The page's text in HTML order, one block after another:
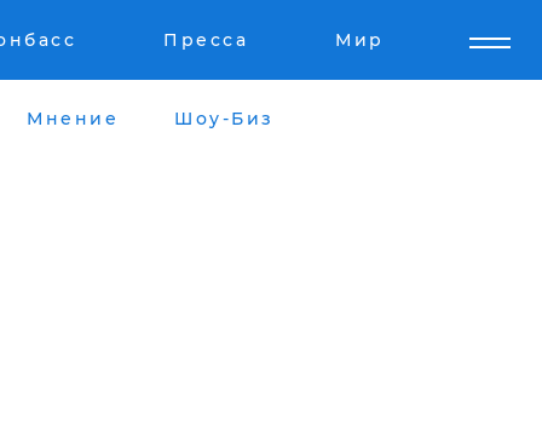
Пресса Мир
Мнение Шоу-Биз